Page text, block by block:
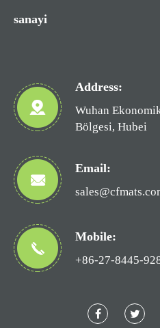
sanayi
Address:
Wuhan
Bölgesi, Hubei
Email:
Mobile:
+86-27-8445-